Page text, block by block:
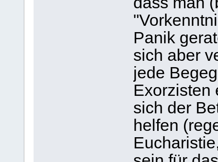
Panik
sich aber
jede
Exorzisten
sich der
helfen